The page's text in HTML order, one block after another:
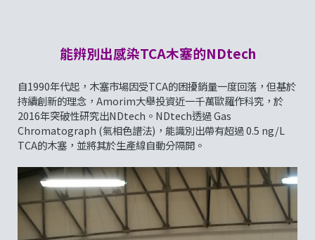
能辨別出感染TCA木塞的NDtech
自1990年代起，木塞市場因受TCA的困擾銷量一度回落，但基於
持續創新的理念，Amorim大舉投資近一千萬歐羅作科究，於
2016年突破性研究出NDtech。NDtech透過 Gas
Chromatograph (氣相色譜法)，能識別出帶有超過 0.5 ng/L
TCA的木塞，並將其於生產線自動分隔開。